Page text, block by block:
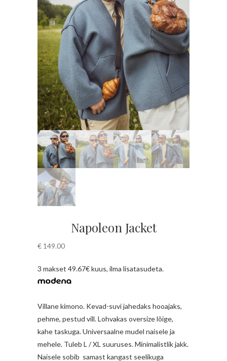
Napoleon Jacket
€ 149.00
3 makset 49.67€ kuus, ilma lisatasudeta.
Villane kimono. Kevad-suvi jahedaks hooajaks,
pehme, pestud vill. Lohvakas oversize lõige,
kahe taskuga. Universaalne mudel naisele ja
mehele. Tuleb L / XL suuruses. Minimalistlik jakk.
Naisele sobib samast kangast seelikuga